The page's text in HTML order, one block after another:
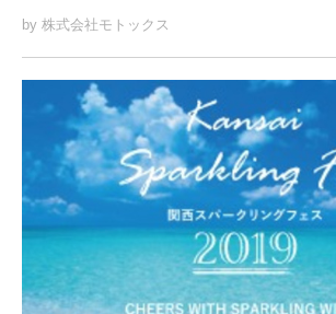
by 株式会社モトックス